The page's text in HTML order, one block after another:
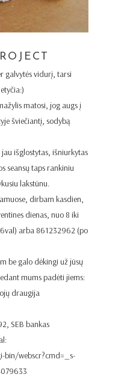
galvytės vidurį, tarsi
matosi, jog augs į
šviečiantį, sodybą
jau išglostytas, išniurkytas
seansų taps rankiniu
lakstūnu.
dirbam kasdien,
dienas, nuo 8 iki
arba 861232962 (po
be galo dėkingi už jūsų
mums padėti jiems:
draugija
SEB bankas
bin/webscr?cmd=_s-